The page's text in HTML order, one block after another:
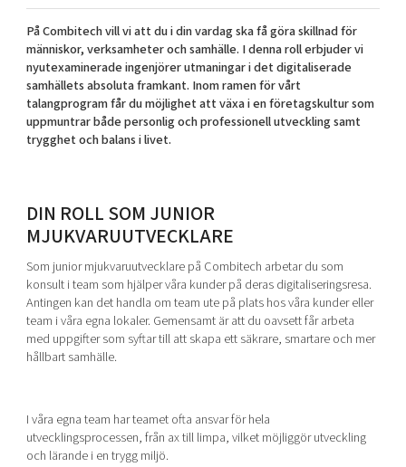
Visual technologies
Shaping cities and regions
Bright East
East Sweden Tech Women
Current offers and activities
Tech startups
Upscaling
Talent & skills
Startup & industry collaboration
Offers to boost your business
Funding opportunities
Our story, mission & vision
Our community of companies
Projects
Publications
Project toolbox
Reach out to us
Locations
40 years anniversary
Today's lunch in Mjärdevi
På Combitech vill vi att du i din vardag ska få göra skillnad för
människor, verksamheter och samhälle. I denna roll erbjuder vi
nyutexaminerade ingenjörer utmaningar i det digitaliserade
samhällets absoluta framkant. Inom ramen för vårt
talangprogram får du möjlighet att växa i en företagskultur som
uppmuntrar både personlig och professionell utveckling samt
trygghet och balans i livet.
DIN ROLL SOMJUNIOR
MJUKVARUUTVECKLARE
Som junior mjukvaruutvecklare på Combitech arbetar du som
konsult i team som hjälper våra kunder på deras digitaliseringsresa.
Antingen kan det handla om team ute på plats hos våra kunder eller
team i våra egna lokaler. Gemensamt är att du oavsett får arbeta
med uppgifter som syftar till att skapa ett säkrare, smartare och mer
hållbart samhälle.
I våra egna team har teamet ofta ansvar för hela
utvecklingsprocessen, från ax till limpa, vilket möjliggör utveckling
och lärande i en trygg miljö.